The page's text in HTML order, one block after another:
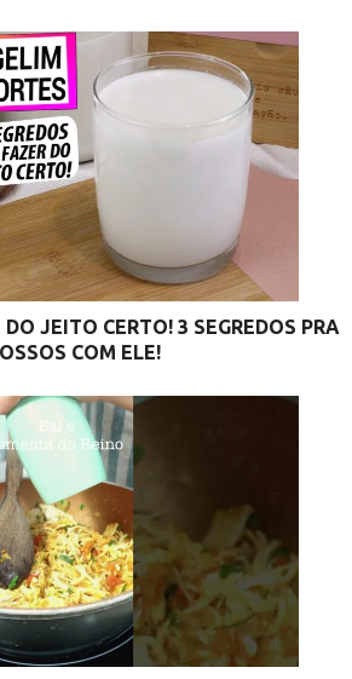
DO JEITO CERTO! 3 SEGREDOS PRA
COM ELE!